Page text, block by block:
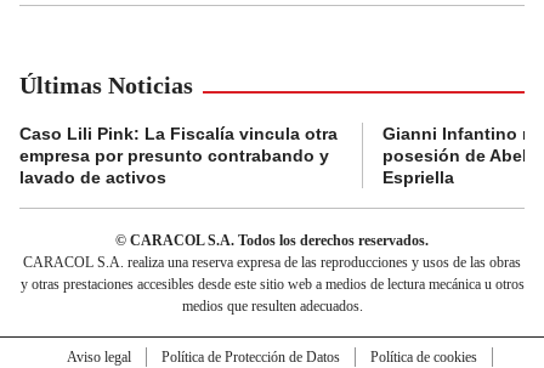
Últimas Noticias
Caso Lili Pink: La Fiscalía vincula otra
empresa por presunto contrabando y
lavado de activos
Gianni Infantino
posesión de
Espriella
© CARACOL S.A. Todos los derechos reservados.
CARACOL S.A. realiza una reserva expresa de las reproducciones y usos de las obras
y otras prestaciones accesibles desde este sitio web a medios de lectura mecánica u otros
medios que resulten adecuados.
Aviso legal Política de Protección de Datos
Política de cookies